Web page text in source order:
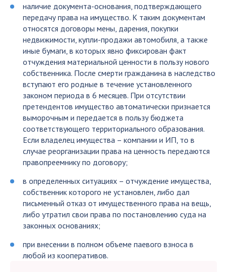
наличие документа-основания, подтверждающего
передачу права на имущество. К таким документам
относятся договоры мены, дарения, покупки
недвижимости, купли-продажи автомобиля, а также
иные бумаги, в которых явно фиксирован факт
отчуждения материальной ценности в пользу нового
собственника. После смерти гражданина в наследство
вступают его родные в течение установленного
законом периода в 6 месяцев. При отсутствии
претендентов имущество автоматически признается
выморочным и передается в пользу бюджета
соответствующего территориального образования.
Если владелец имущества – компании и ИП, то в
случае реорганизации права на ценность передаются
правопреемнику по договору;
в определенных ситуациях – отчуждение имущества,
собственник которого не установлен, либо дал
письменный отказ от имущественного права на вещь,
либо утратил свои права по постановлению суда на
законных основаниях;
при внесении в полном объеме паевого взноса в
любой из кооперативов.